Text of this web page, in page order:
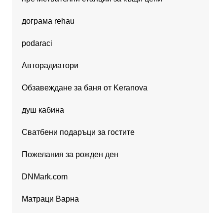
дограма rehau
podaraci
Авторадиатори
Обзавеждане за баня от Keranova
душ кабина
Сватбени подаръци за гостите
Пожелания за рожден ден
DNMark.com
Матраци Варна